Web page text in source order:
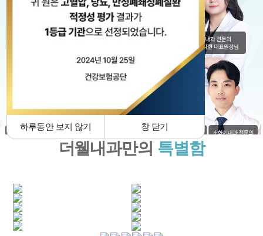
더웰내과만의 특별함
하루동안 보지 않기 창 닫기